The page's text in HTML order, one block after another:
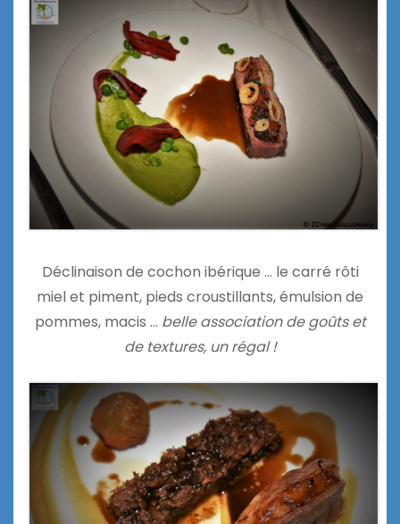
Déclinaison de cochon ibérique … le carré rôti
miel et piment, pieds croustillants, émulsion de
pommes, macis … belle association de goûts et
de textures, un régal !